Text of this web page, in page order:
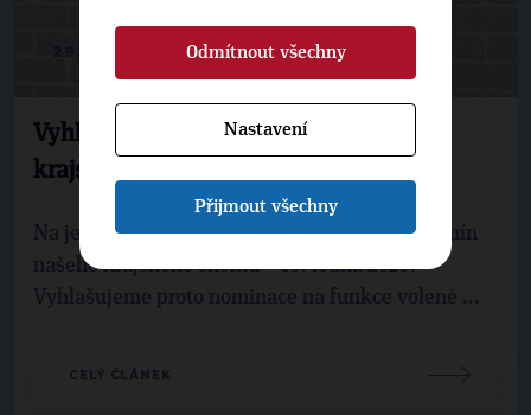
Vyhlášení nominací na funkce volené
krajským sněmem
Na jednání krajského výboru byl schválen termín
našeho krajského sněmu – 15. ledna 2025.
Vyhlašujeme proto nominace na funkce volené ...
CELÝ ČLÁNEK
Odmítnout všechny
Nastavení
Přijmout všechny